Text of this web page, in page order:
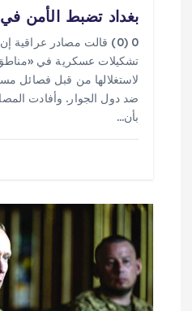
بغداد تضبط الأمن
0 (0) قالت مصادر
تشكيلات عسكرية في
لاستغلالها من قبل فصائل
ضد دول الجوار. وأفادت
بأن…